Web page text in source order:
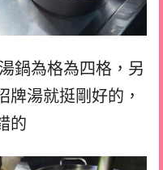
鍋為格為四格， 另
牌湯就挺剛好的，
的